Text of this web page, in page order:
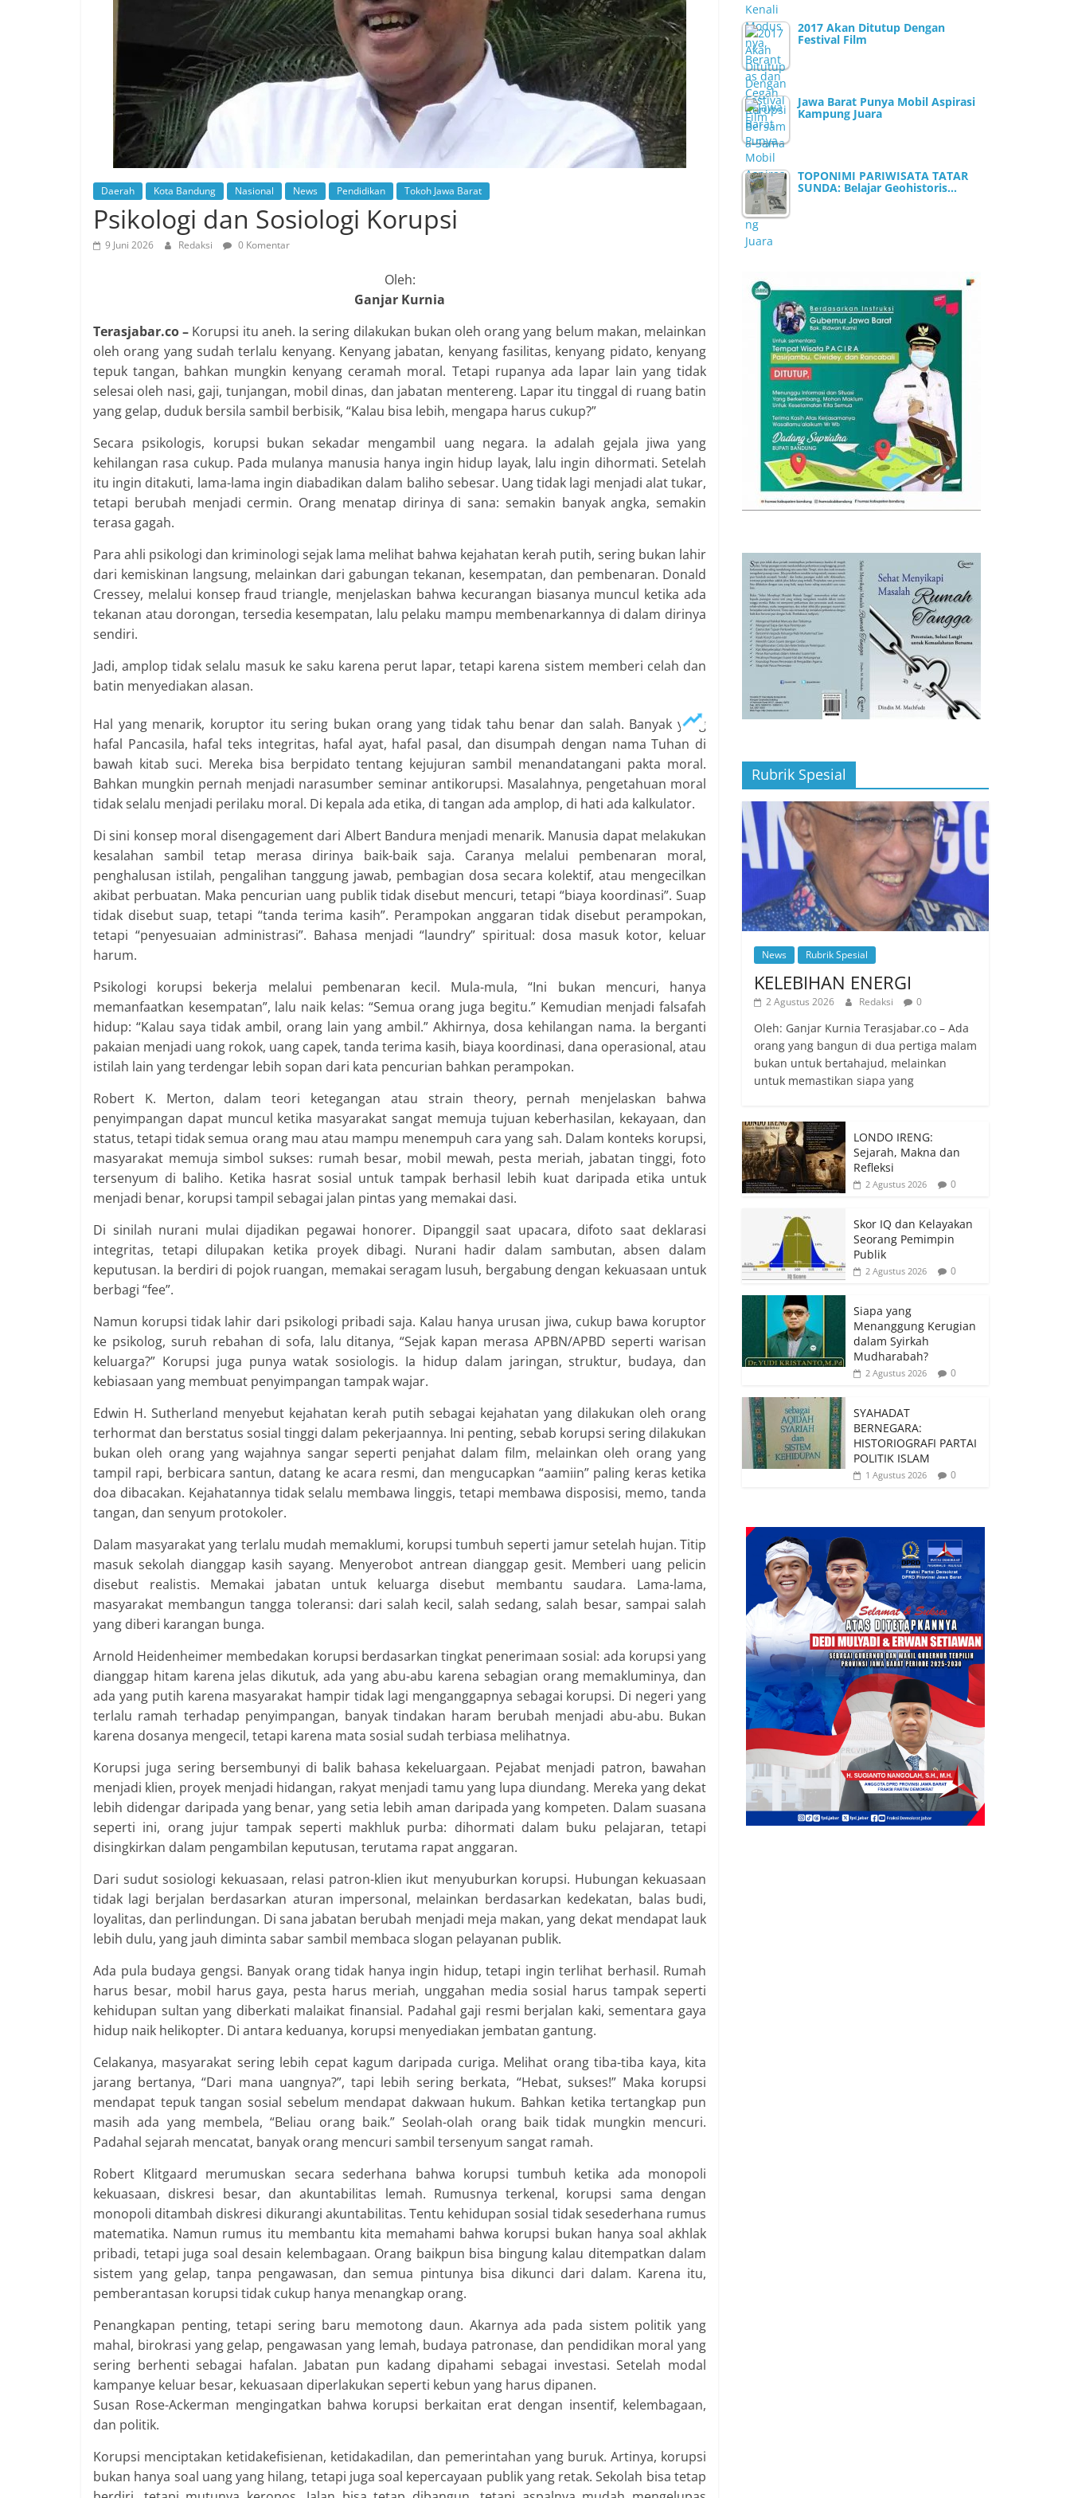
Daerah Kota Bandung Nasional News Pendidikan Tokoh Jawa Barat
Psikologi dan Sosiologi Korupsi
9 Juni 2026 Redaksi 0 Komentar
Oleh:
Ganjar Kurnia
Terasjabar.co – Korupsi itu aneh. Ia sering dilakukan bukan oleh orang yang belum makan, melainkan
oleh orang yang sudah terlalu kenyang. Kenyang jabatan, kenyang fasilitas, kenyang pidato, kenyang
tepuk tangan, bahkan mungkin kenyang ceramah moral. Tetapi rupanya ada lapar lain yang tidak
selesai oleh nasi, gaji, tunjangan, mobil dinas, dan jabatan mentereng. Lapar itu tinggal di ruang batin
yang gelap, duduk bersila sambil berbisik, “Kalau bisa lebih, mengapa harus cukup?”
Secara psikologis, korupsi bukan sekadar mengambil uang negara. Ia adalah gejala jiwa yang
kehilangan rasa cukup. Pada mulanya manusia hanya ingin hidup layak, lalu ingin dihormati. Setelah
itu ingin ditakuti, lama-lama ingin diabadikan dalam baliho sebesar. Uang tidak lagi menjadi alat tukar,
tetapi berubah menjadi cermin. Orang menatap dirinya di sana: semakin banyak angka, semakin
terasa gagah.
Para ahli psikologi dan kriminologi sejak lama melihat bahwa kejahatan kerah putih, sering bukan lahir
dari kemiskinan langsung, melainkan dari gabungan tekanan, kesempatan, dan pembenaran. Donald
Cressey, melalui konsep fraud triangle, menjelaskan bahwa kecurangan biasanya muncul ketika ada
tekanan atau dorongan, tersedia kesempatan, lalu pelaku mampu membenarkannya di dalam dirinya
sendiri.
Jadi, amplop tidak selalu masuk ke saku karena perut lapar, tetapi karena sistem memberi celah dan
batin menyediakan alasan.
Hal yang menarik, koruptor itu sering bukan orang yang tidak tahu benar dan salah. Banyak yang
hafal Pancasila, hafal teks integritas, hafal ayat, hafal pasal, dan disumpah dengan nama Tuhan di
bawah kitab suci. Mereka bisa berpidato tentang kejujuran sambil menandatangani pakta moral.
Bahkan mungkin pernah menjadi narasumber seminar antikorupsi. Masalahnya, pengetahuan moral
tidak selalu menjadi perilaku moral. Di kepala ada etika, di tangan ada amplop, di hati ada kalkulator.
Di sini konsep moral disengagement dari Albert Bandura menjadi menarik. Manusia dapat melakukan
kesalahan sambil tetap merasa dirinya baik-baik saja. Caranya melalui pembenaran moral,
penghalusan istilah, pengalihan tanggung jawab, pembagian dosa secara kolektif, atau mengecilkan
akibat perbuatan. Maka pencurian uang publik tidak disebut mencuri, tetapi “biaya koordinasi”. Suap
tidak disebut suap, tetapi “tanda terima kasih”. Perampokan anggaran tidak disebut perampokan,
tetapi “penyesuaian administrasi”. Bahasa menjadi “laundry” spiritual: dosa masuk kotor, keluar
harum.
Psikologi korupsi bekerja melalui pembenaran kecil. Mula-mula, “Ini bukan mencuri, hanya
memanfaatkan kesempatan”, lalu naik kelas: “Semua orang juga begitu.” Kemudian menjadi falsafah
hidup: “Kalau saya tidak ambil, orang lain yang ambil.” Akhirnya, dosa kehilangan nama. Ia berganti
pakaian menjadi uang rokok, uang capek, tanda terima kasih, biaya koordinasi, dana operasional, atau
istilah lain yang terdengar lebih sopan dari kata pencurian bahkan perampokan.
Robert K. Merton, dalam teori ketegangan atau strain theory, pernah menjelaskan bahwa
penyimpangan dapat muncul ketika masyarakat sangat memuja tujuan keberhasilan, kekayaan, dan
status, tetapi tidak semua orang mau atau mampu menempuh cara yang sah. Dalam konteks korupsi,
masyarakat memuja simbol sukses: rumah besar, mobil mewah, pesta meriah, jabatan tinggi, foto
tersenyum di baliho. Ketika hasrat sosial untuk tampak berhasil lebih kuat daripada etika untuk
menjadi benar, korupsi tampil sebagai jalan pintas yang memakai dasi.
Di sinilah nurani mulai dijadikan pegawai honorer. Dipanggil saat upacara, difoto saat deklarasi
integritas, tetapi dilupakan ketika proyek dibagi. Nurani hadir dalam sambutan, absen dalam
keputusan. Ia berdiri di pojok ruangan, memakai seragam lusuh, bergabung dengan kekuasaan untuk
berbagi “fee”.
Namun korupsi tidak lahir dari psikologi pribadi saja. Kalau hanya urusan jiwa, cukup bawa koruptor
ke psikolog, suruh rebahan di sofa, lalu ditanya, “Sejak kapan merasa APBN/APBD seperti warisan
keluarga?” Korupsi juga punya watak sosiologis. Ia hidup dalam jaringan, struktur, budaya, dan
kebiasaan yang membuat penyimpangan tampak wajar.
Edwin H. Sutherland menyebut kejahatan kerah putih sebagai kejahatan yang dilakukan oleh orang
terhormat dan berstatus sosial tinggi dalam pekerjaannya. Ini penting, sebab korupsi sering dilakukan
bukan oleh orang yang wajahnya sangar seperti penjahat dalam film, melainkan oleh orang yang
tampil rapi, berbicara santun, datang ke acara resmi, dan mengucapkan “aamiin” paling keras ketika
doa dibacakan. Kejahatannya tidak selalu membawa linggis, tetapi membawa disposisi, memo, tanda
tangan, dan senyum protokoler.
Dalam masyarakat yang terlalu mudah memaklumi, korupsi tumbuh seperti jamur setelah hujan. Titip
masuk sekolah dianggap kasih sayang. Menyerobot antrean dianggap gesit. Memberi uang pelicin
disebut realistis. Memakai jabatan untuk keluarga disebut membantu saudara. Lama-lama,
masyarakat membangun tangga toleransi: dari salah kecil, salah sedang, salah besar, sampai salah
yang diberi karangan bunga.
Arnold Heidenheimer membedakan korupsi berdasarkan tingkat penerimaan sosial: ada korupsi yang
dianggap hitam karena jelas dikutuk, ada yang abu-abu karena sebagian orang memakluminya, dan
ada yang putih karena masyarakat hampir tidak lagi menganggapnya sebagai korupsi. Di negeri yang
terlalu ramah terhadap penyimpangan, banyak tindakan haram berubah menjadi abu-abu. Bukan
karena dosanya mengecil, tetapi karena mata sosial sudah terbiasa melihatnya.
Korupsi juga sering bersembunyi di balik bahasa kekeluargaan. Pejabat menjadi patron, bawahan
menjadi klien, proyek menjadi hidangan, rakyat menjadi tamu yang lupa diundang. Mereka yang dekat
lebih didengar daripada yang benar, yang setia lebih aman daripada yang kompeten. Dalam suasana
seperti ini, orang jujur tampak seperti makhluk purba: dihormati dalam buku pelajaran, tetapi
disingkirkan dalam pengambilan keputusan, terutama rapat anggaran.
Dari sudut sosiologi kekuasaan, relasi patron-klien ikut menyuburkan korupsi. Hubungan kekuasaan
tidak lagi berjalan berdasarkan aturan impersonal, melainkan berdasarkan kedekatan, balas budi,
loyalitas, dan perlindungan. Di sana jabatan berubah menjadi meja makan, yang dekat mendapat lauk
lebih dulu, yang jauh diminta sabar sambil membaca slogan pelayanan publik.
Ada pula budaya gengsi. Banyak orang tidak hanya ingin hidup, tetapi ingin terlihat berhasil. Rumah
harus besar, mobil harus gaya, pesta harus meriah, unggahan media sosial harus tampak seperti
kehidupan sultan yang diberkati malaikat finansial. Padahal gaji resmi berjalan kaki, sementara gaya
hidup naik helikopter. Di antara keduanya, korupsi menyediakan jembatan gantung.
Celakanya, masyarakat sering lebih cepat kagum daripada curiga. Melihat orang tiba-tiba kaya, kita
jarang bertanya, “Dari mana uangnya?”, tapi lebih sering berkata, “Hebat, sukses!” Maka korupsi
mendapat tepuk tangan sosial sebelum mendapat dakwaan hukum. Bahkan ketika tertangkap pun
masih ada yang membela, “Beliau orang baik.” Seolah-olah orang baik tidak mungkin mencuri.
Padahal sejarah mencatat, banyak orang mencuri sambil tersenyum sangat ramah.
Robert Klitgaard merumuskan secara sederhana bahwa korupsi tumbuh ketika ada monopoli
kekuasaan, diskresi besar, dan akuntabilitas lemah. Rumusnya terkenal, korupsi sama dengan
monopoli ditambah diskresi dikurangi akuntabilitas. Tentu kehidupan sosial tidak sesederhana rumus
matematika. Namun rumus itu membantu kita memahami bahwa korupsi bukan hanya soal akhlak
pribadi, tetapi juga soal desain kelembagaan. Orang baikpun bisa bingung kalau ditempatkan dalam
sistem yang gelap, tanpa pengawasan, dan semua pintunya bisa dikunci dari dalam. Karena itu,
pemberantasan korupsi tidak cukup hanya menangkap orang.
Penangkapan penting, tetapi sering baru memotong daun. Akarnya ada pada sistem politik yang
mahal, birokrasi yang gelap, pengawasan yang lemah, budaya patronase, dan pendidikan moral yang
sering berhenti sebagai hafalan. Jabatan pun kadang dipahami sebagai investasi. Setelah modal
kampanye keluar besar, kekuasaan diperlakukan seperti kebun yang harus dipanen.
Susan Rose-Ackerman mengingatkan bahwa korupsi berkaitan erat dengan insentif, kelembagaan,
dan politik.
Korupsi menciptakan ketidakefisienan, ketidakadilan, dan pemerintahan yang buruk. Artinya, korupsi
bukan hanya soal uang yang hilang, tetapi juga soal kepercayaan publik yang retak. Sekolah bisa tetap
2017 Akan Ditutup Dengan
Festival Film
Jawa Barat Punya Mobil Aspirasi
Kampung Juara
TOPONIMI PARIWISATA TATAR
SUNDA: Belajar Geohistoris…
Rubrik Spesial
News Rubrik Spesial
KELEBIHAN ENERGI
2 Agustus 2026 Redaksi 0
Oleh: Ganjar Kurnia Terasjabar.co – Ada
orang yang bangun di dua pertiga malam
bukan untuk bertahajud, melainkan
untuk memastikan siapa yang
LONDO IRENG:
Sejarah, Makna dan
Refleksi
2 Agustus 2026 0
Skor IQ dan Kelayakan
Seorang Pemimpin
Publik
2 Agustus 2026 0
Siapa yang
Menanggung Kerugian
dalam Syirkah
Mudharabah?
2 Agustus 2026 0
SYAHADAT
BERNEGARA:
HISTORIOGRAFI PARTAI
POLITIK ISLAM
1 Agustus 2026 0